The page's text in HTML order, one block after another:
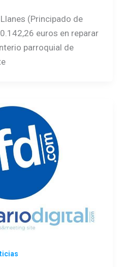
(Principado de
euros en reparar
parroquial de